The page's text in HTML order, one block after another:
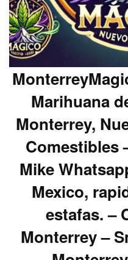
Marihuana
Monterrey,
Comestibles
Mike
Mexico,
estafas. –
Monterrey –